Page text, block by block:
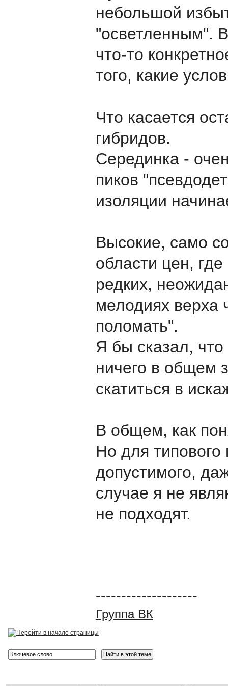
небольшой
"осветленным".
что-то
того, какие
Что касается
гибридов.
Серединка -
пиков
изоляции
Высокие, само
области цен,
редких,
мелодиях верха
поломать".
Я бы сказал, что
ничего в общем
скатиться в
В общем, как
Но для
допустимого,
случае я не
не подходят.
--------------------
Группа ВК